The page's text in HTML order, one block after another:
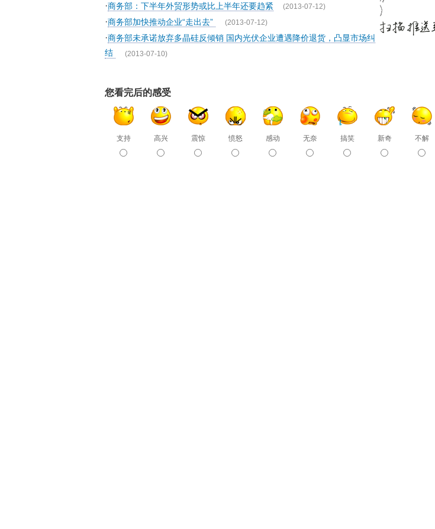
·商务部：下半年外贸形势或比上半年还要趋紧 (2013-07-12)
·商务部加快推动企业“走出去” (2013-07-12)
·商务部未承诺放弃多晶硅反倾销 国内光伏企业遭遇降价退货，凸显市场纠
结 (2013-07-10)
您看完后的感受
支持 高兴 震惊 愤怒 感动 无奈 搞笑 新奇 不解